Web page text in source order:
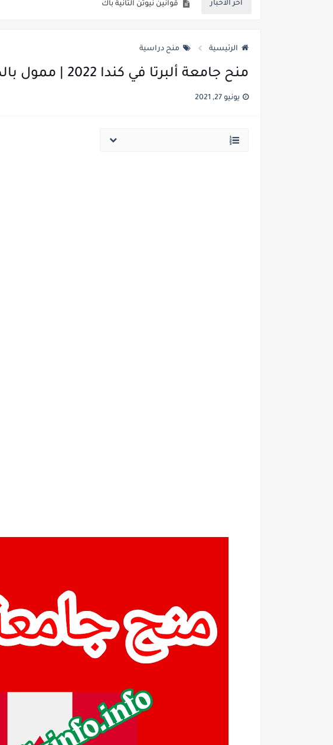
أخر الاخبار
أهم أسباب 5 لماذا المنح الدراسية ضرورية Top 5 Reasons Why Scholarships are Essential
الموجات الكهرمغنطيسية – نقل المعلومات الثانية باك
الرئيسية منح دراسية
منح جامعة ألبرتا في كندا 2022 | ممول بالكامل
يونيو 27, 2021